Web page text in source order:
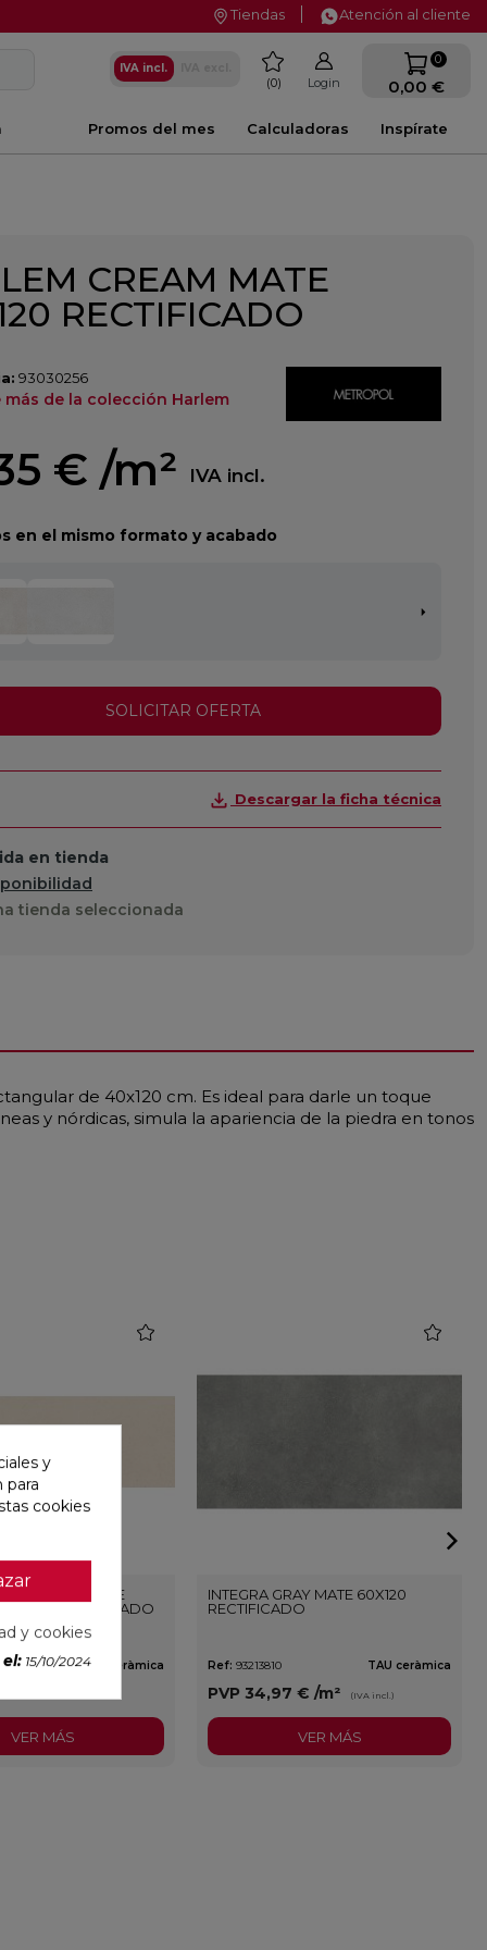
Tiendas Atención al cliente
IVA incl. favorite
0 Login
0
0,00 €
Inspírate
Calculadoras
Promos del mes
CREAM MATE
RECTIFICADO
93030256
más de la colección Harlem
€ /m² IVA incl.
en el mismo formato y acabado
SOLICITAR OFERTA
Descargar la ficha técnica
en tienda
tienda seleccionada
de 40x120 cm. Es ideal para darle un toque
y nórdicas, simula la apariencia de la piedra en tonos
WALL WHITE
RECTIFICADO
TAU ceràmica
VER MÁS
INTEGRA GRAY MATE 60X120
RECTIFICADO
Ref: 93213810 TAU ceràmica
PVP 34,97 €/m² (IVA incl.)
favorite
VER MÁS
y
para
cookies
y cookies
15/10/2024